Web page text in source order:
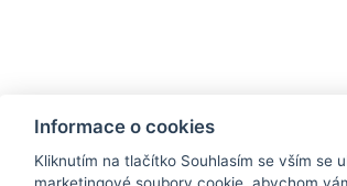
Informace o cookies
Kliknutím na tlačítko Souhlasím se vším se